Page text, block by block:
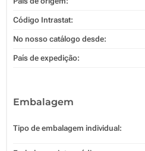
Código Intrastat:
No nosso catálogo desde:
País de expedição:
Embalagem
Tipo de embalagem individual: